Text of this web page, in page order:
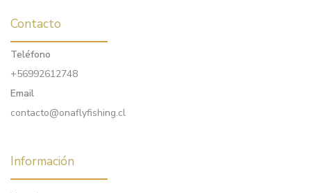
Contacto
Teléfono
+56992612748
Email
contacto@onaflyfishing.cl
Información